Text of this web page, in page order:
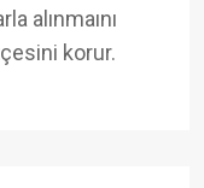
alınmaını
korur.